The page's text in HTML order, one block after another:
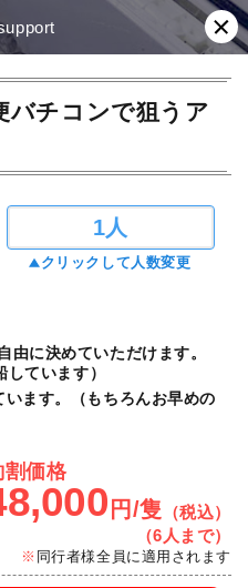
チコンで狙うア
1人
クリックして人数変更
由に決めていただけます。
ています）
ます。（もちろんお早めの
割価格
円/隻
（税込）
（6人まで）
同行者様全員に適用されます